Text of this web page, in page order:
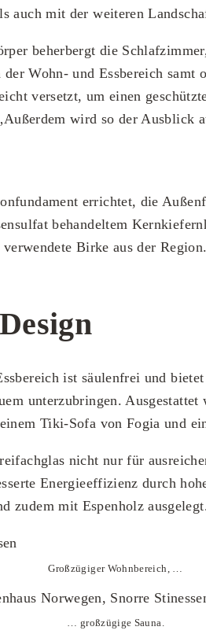
auch mit der weiteren
beherbergt die
Wohn- und Essbereich samt
versetzt, um einen
wird so der Ausblick
errichtet, die
behandeltem
Birke aus der
ist säulenfrei und
unterzubringen.
Tiki-Sofa von Fogia und
nicht nur für
Energieeffizienz durch
zudem mit Espenholz
Großzügiger Wohnbereich, …
… großzügige Sauna.